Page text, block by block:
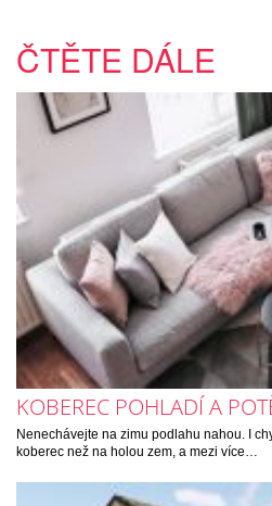
ČTĚTE DÁLE
KOBEREC POHLADÍ A
Nenechávejte na zimu podlahu nahou. I
koberec než na holou zem, a mezi více…